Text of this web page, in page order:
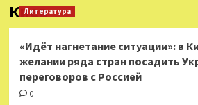
Киев
Литература
«Идёт нагнетание ситуации»: в
желании ряда стран посадить
переговоров с Россией
0